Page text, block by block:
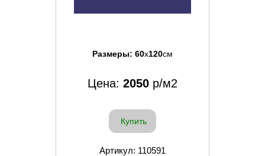
Размеры: 60x120см
Цена: 2050 р/м2
Купить
Артикул: 110591